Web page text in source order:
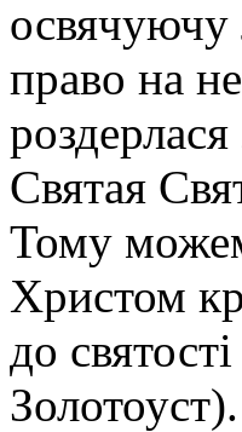
освячуючу
право на
Святая
Тому
Христом
до
Золотоуст).